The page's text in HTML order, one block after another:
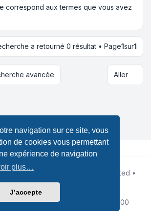
navigation sur ce site, vous
de cookies vous permettant
expérience de navigation
plus…
J’accepte
correspond aux termes que vous avez
et de tria retourné 0 résultat • Page1sur1
avancée Aller
® Forum Software © phpBB Limited •
officielle©
|Fuseau horaire sur UTC+02:00